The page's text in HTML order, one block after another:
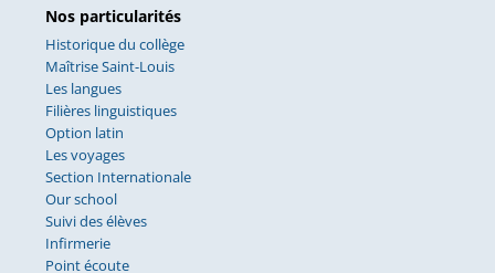
Nos particularités
Historique du collège
Maîtrise Saint-Louis
Les langues
Filières linguistiques
Option latin
Les voyages
Section Internationale
Our school
Suivi des élèves
Infirmerie
Point écoute